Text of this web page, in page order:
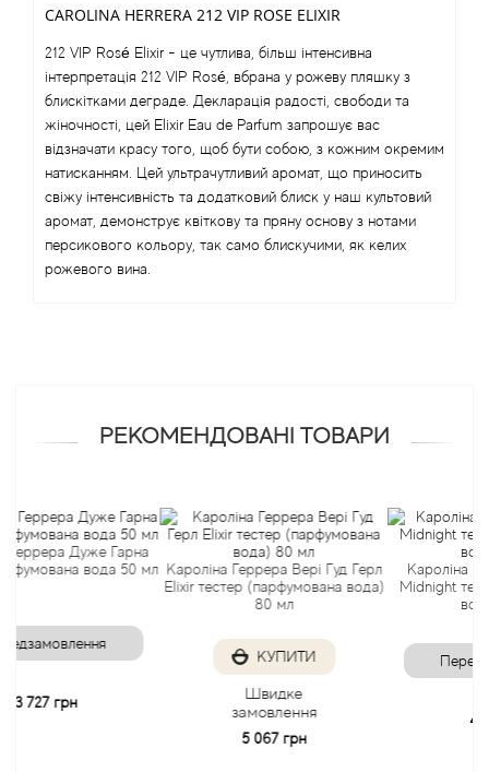
CAROLINA HERRERA 212 VIP ROSE ELIXIR
212 VIP Rosé Elixir - це чутлива, більш інтенсивна
інтерпретація 212 VIP Rosé, вбрана у рожеву пляшку з
блискітками деграде. Декларація радості, свободи та
жіночності, цей Elixir Eau de Parfum запрошує вас
відзначати красу того, щоб бути собою, з кожним окремим
натисканням. Цей ультрачутливий аромат, що приносить
свіжу інтенсивність та додатковий блиск у наш культовий
аромат, демонструє квіткову та пряну основу з нотами
персикового кольору, так само блискучими, як келих
рожевого вина.
РЕКОМЕНДОВАНІ ТОВАРИ
Дуже Гарна
вода 50 мл
грн
Кароліна Геррера Вері Гуд Герл
Elixir тестер (парфумована вода)
КУПИТИ
Швидке
замовлення
5 067 грн
Кароліна Геррера
Midnight тестер
вода) 80
4 656 грн
Alyssa Ashley
American Crew
Amouage
Amouroud
Andre L'Arom
Anne Fontaine
Antonia's Flowers
Antonio Banderas